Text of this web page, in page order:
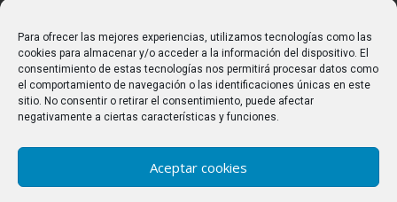
Para ofrecer las mejores experiencias, utilizamos tecnologías como las
cookies para almacenar y/o acceder a la información del dispositivo. El
consentimiento de estas tecnologías nos permitirá procesar datos como
el comportamiento de navegación o las identificaciones únicas en este
sitio. No consentir o retirar el consentimiento, puede afectar
negativamente a ciertas características y funciones.
Aceptar cookies
Enclave
Más información
Consultas
Horarios y tarifas